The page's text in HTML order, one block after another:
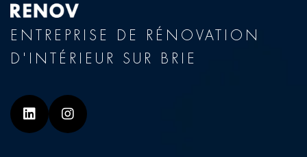
ENTREPRISE DE RÉNOVATION
D'INTÉRIEUR SUR BRIE
Linkedin Instagram